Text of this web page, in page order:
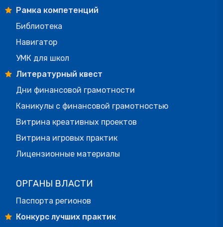
Рамка компетенций
Библиотека
Навигатор
УМК для школ
Литературный квест
Дни финансовой грамотности
Каникулы с финансовой грамотностью
Витрина креативных проектов
Витрина игровых практик
Лицензионные материалы
ОРГАНЫ ВЛАСТИ
Паспорта регионов
Конкурс лучших практик